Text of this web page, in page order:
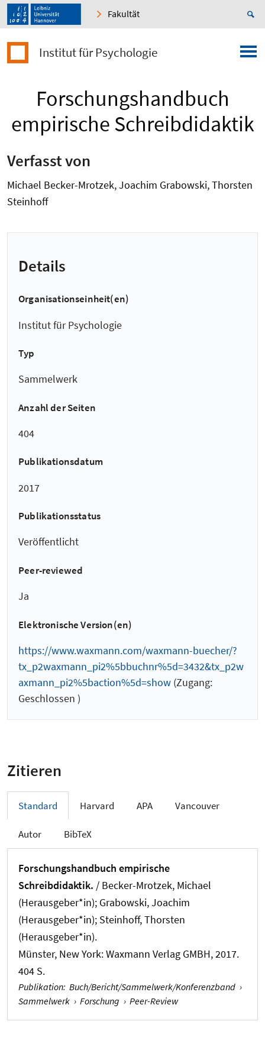
Fakultät
Institut für Psychologie
Forschungshandbuch
empirische Schreibdidaktik
Verfasst von
Michael Becker-Mrotzek, Joachim Grabowski, Thorsten
Steinhoff
Details
Organisationseinheit(en)
Institut für Psychologie
Typ
Sammelwerk
Anzahl der Seiten
404
Publikationsdatum
2017
Publikationsstatus
Veröffentlicht
Peer-reviewed
Ja
Elektronische Version(en)
https://www.waxmann.com/waxmann-buecher/?
tx_p2waxmann_pi2%5bbuchnr%5d=3432&tx_p2w
axmann_pi2%5baction%5d=show (Zugang:
Geschlossen )
Zitieren
Standard Harvard APA Vancouver
Autor BibTeX
Forschungshandbuch empirische
Schreibdidaktik. / Becker-Mrotzek, Michael
(Herausgeber*in); Grabowski, Joachim
(Herausgeber*in); Steinhoff, Thorsten
(Herausgeber*in).
Münster, New York: Waxmann Verlag GMBH, 2017.
404 S.
Publikation: Buch/Bericht/Sammelwerk/Konferenzband ›
Sammelwerk › Forschung › Peer-Review